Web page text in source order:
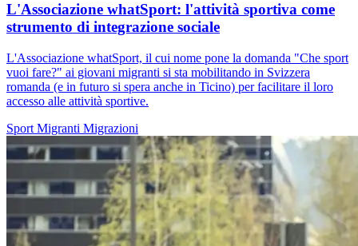
L'Associazione whatSport: l'attività sportiva come
strumento di integrazione sociale
L'Associazione whatSport, il cui nome pone la domanda "Che sport
vuoi fare?" ai giovani migranti si sta mobilitando in Svizzera
romanda (e in futuro si spera anche in Ticino) per facilitare il loro
accesso alle attività sportive.
Sport Migranti Migrazioni